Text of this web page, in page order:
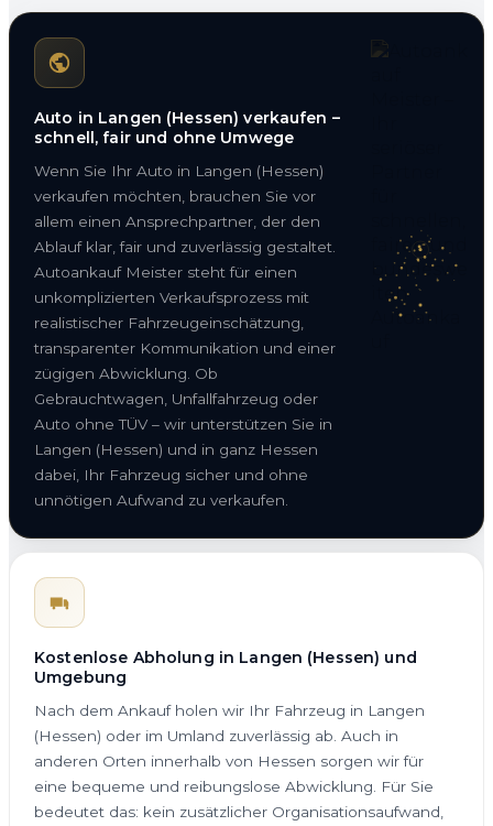
Auto in Langen (Hessen) verkaufen –
schnell, fair und ohne Umwege
Wenn Sie Ihr Auto in Langen (Hessen)
verkaufen möchten, brauchen Sie vor
allem einen Ansprechpartner, der den
Ablauf klar, fair und zuverlässig gestaltet.
Autoankauf Meister steht für einen
unkomplizierten Verkaufsprozess mit
realistischer Fahrzeugeinschätzung,
transparenter Kommunikation und einer
zügigen Abwicklung. Ob
Gebrauchtwagen, Unfallfahrzeug oder
Auto ohne TÜV – wir unterstützen Sie in
Langen (Hessen) und in ganz Hessen
dabei, Ihr Fahrzeug sicher und ohne
unnötigen Aufwand zu verkaufen.
Kostenlose Abholung in Langen (Hessen) und
Umgebung
Nach dem Ankauf holen wir Ihr Fahrzeug in Langen
(Hessen) oder im Umland zuverlässig ab. Auch in
anderen Orten innerhalb von Hessen sorgen wir für
eine bequeme und reibungslose Abwicklung. Für Sie
bedeutet das: kein zusätzlicher Organisationsaufwand,